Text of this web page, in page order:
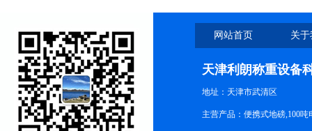
网站首页 关
天津利朗称重设备
地址：天津市武清区
主营产品：便携式地磅,100